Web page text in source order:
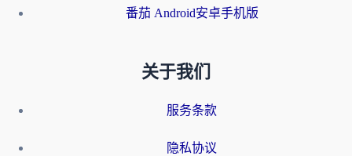
番茄 Android安卓手机版
关于我们
服务条款
隐私协议